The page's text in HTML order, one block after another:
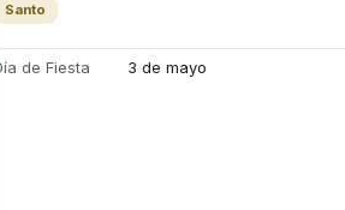
Santo
de Fiesta 3 de mayo